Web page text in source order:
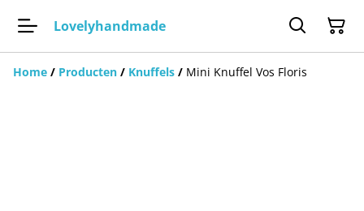
Lovelyhandmade
Home / Producten / Knuffels / Mini Knuffel Vos Floris